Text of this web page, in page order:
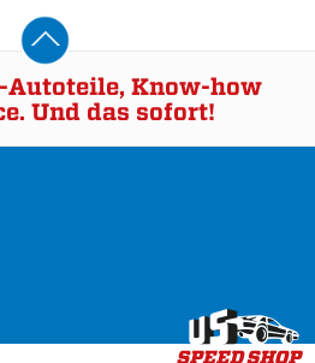
Autoteile, Know-how
Und das sofort!